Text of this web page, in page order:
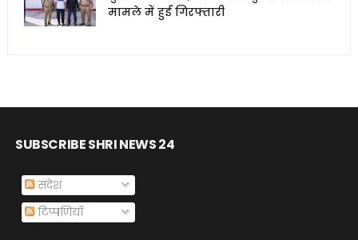
मामले में हुई गिरफ्तारी
SUBSCRIBE SHRI NEWS 24
संदेश
टिप्पणियाँ